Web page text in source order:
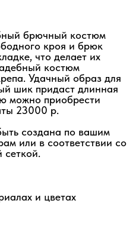
брючный костюм
кроя и брюк
что делает их
костюм
Удачный образ для
шик придаст длинная
можно приобрести
23000 р.
создана по вашим
или в соответствии со
сеткой.
и цветах